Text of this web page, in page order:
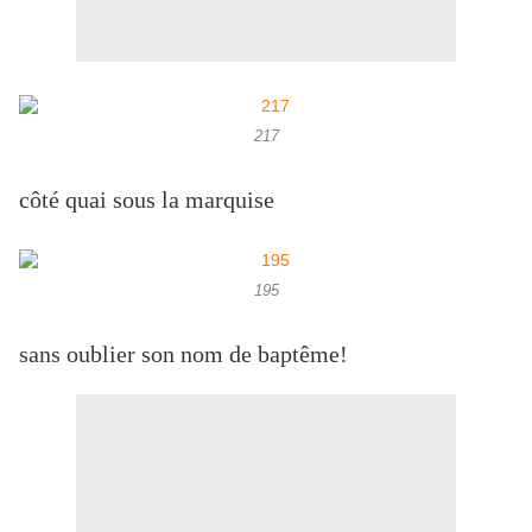
217
côté quai sous la marquise
195
sans oublier son nom de baptême!